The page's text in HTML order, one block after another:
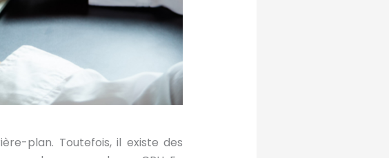
plan. Toutefois, il existe des